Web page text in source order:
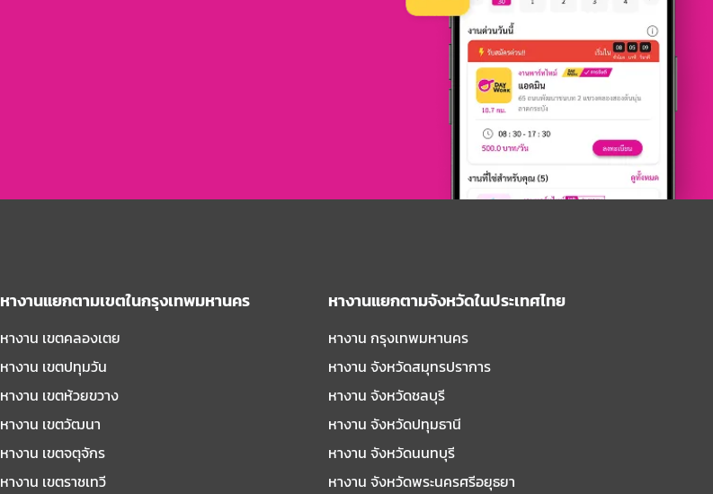
หางานแยกตามเขตในกรุงเทพมหานคร
หางาน เขตคลองเตย
หางาน เขตปทุมวัน
หางาน เขตห้วยขวาง
หางาน เขตวัฒนา
หางาน เขตจตุจักร
หางาน เขตราชเทวี
หางานแยกตามจังหวัดในประเทศไทย
หางาน กรุงเทพมหานคร
หางาน จังหวัดสมุทรปราการ
หางาน จังหวัดชลบุรี
หางาน จังหวัดปทุมธานี
หางาน จังหวัดนนทบุรี
หางาน จังหวัดพระนครศรีอยุธยา